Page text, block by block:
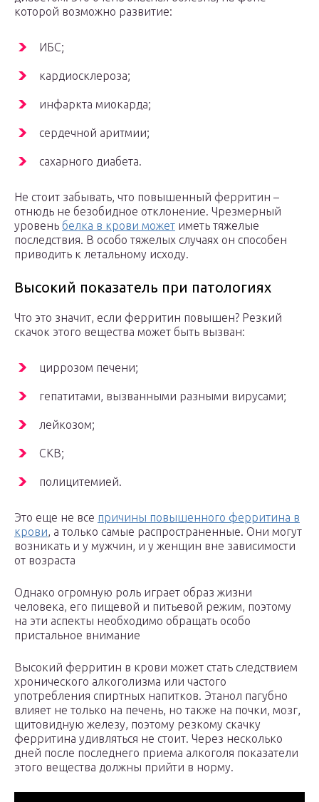
которой возможно развитие:
ИБС;
кардиосклероза;
инфаркта миокарда;
сердечной аритмии;
сахарного диабета.
Не стоит забывать, что повышенный ферритин –
отнюдь не безобидное отклонение. Чрезмерный
уровень белка в крови может иметь тяжелые
последствия. В особо тяжелых случаях он способен
приводить к летальному исходу.
Высокий показатель при патологиях
Что это значит, если ферритин повышен? Резкий
скачок этого вещества может быть вызван:
циррозом печени;
гепатитами, вызванными разными вирусами;
лейкозом;
СКВ;
полицитемией.
Это еще не все причины повышенного ферритина в
крови, а только самые распространенные. Они могут
возникать и у мужчин, и у женщин вне зависимости
от возраста
Однако огромную роль играет образ жизни
человека, его пищевой и питьевой режим, поэтому
на эти аспекты необходимо обращать особо
пристальное внимание
Высокий ферритин в крови может стать следствием
хронического алкоголизма или частого
употребления спиртных напитков. Этанол пагубно
влияет не только на печень, но также на почки, мозг,
щитовидную железу, поэтому резкому скачку
ферритина удивляться не стоит. Через несколько
дней после последнего приема алкоголя показатели
этого вещества должны прийти в норму.